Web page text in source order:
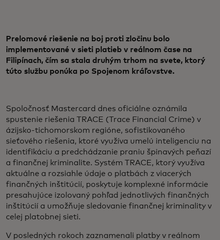
Prelomové riešenie na boj proti zločinu bolo
implementované v sieti platieb v reálnom čase na
Filipínach, čím sa stala druhým trhom na svete, ktorý
túto službu ponúka po Spojenom kráľovstve.
Spoločnosť Mastercard dnes oficiálne oznámila
spustenie riešenia TRACE (Trace Financial Crime) v
ázijsko-tichomorskom regióne, sofistikovaného
sieťového riešenia, ktoré využíva umelú inteligenciu na
identifikáciu a predchádzanie praniu špinavých peňazí
a finančnej kriminalite. Systém TRACE, ktorý využíva
aktuálne a rozsiahle údaje o platbách z viacerých
finančných inštitúcií, poskytuje komplexné informácie
presahujúce izolovaný pohľad jednotlivých finančných
inštitúcií a umožňuje sledovanie finančnej kriminality v
celej platobnej sieti.
V posledných rokoch zaznamenali platby v reálnom